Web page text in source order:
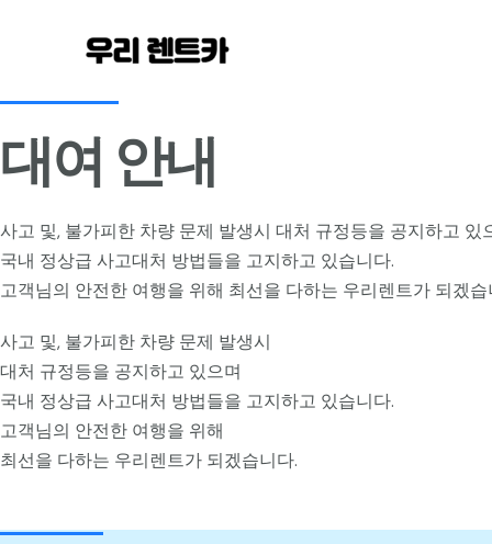
건
너
기
대여 안내
사고 및, 불가피한 차량 문제 발생시 대처 규정등을 공지하고 있
국내 정상급 사고대처 방법들을 고지하고 있습니다.
고객님의 안전한 여행을 위해 최선을 다하는 우리렌트가 되겠습
사고 및, 불가피한 차량 문제 발생시
대처 규정등을 공지하고 있으며
국내 정상급 사고대처 방법들을 고지하고 있습니다.
고객님의 안전한 여행을 위해
최선을 다하는 우리렌트가 되겠습니다.